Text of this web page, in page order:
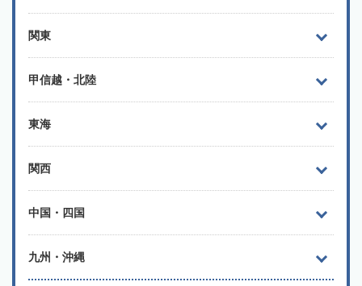
関東
甲信越・北陸
東海
関西
中国・四国
九州・沖縄